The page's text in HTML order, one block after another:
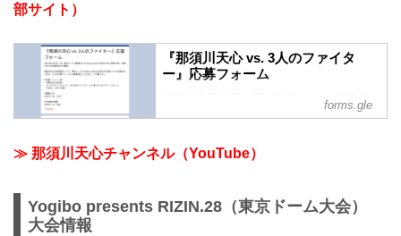
部サイト）
『那須川天心 vs. 3人のファイタ
ー』応募フォーム
2021年6月13日（日）東京ドームで開催
されるYogibo presents RIZIN.28に出場予
那須川天心の対戦相手として、東京ドー
に必要事項をご入力の上、ご応募下さ
forms.gle
≫ 那須川天心チャンネル（YouTube）
Yogibo presents RIZIN.28（東京ドーム大会）
大会情報